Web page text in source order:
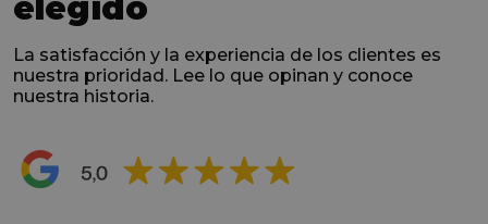
La satisfacción y la experiencia de los clientes es
nuestra prioridad. Lee lo que opinan y conoce
nuestra historia.